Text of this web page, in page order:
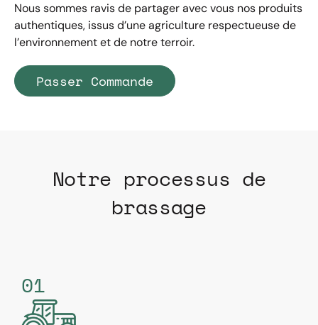
Nous sommes ravis de partager avec vous nos produits
authentiques, issus d’une agriculture respectueuse de
l’environnement et de notre terroir.
Passer Commande
Notre processus de
brassage
01